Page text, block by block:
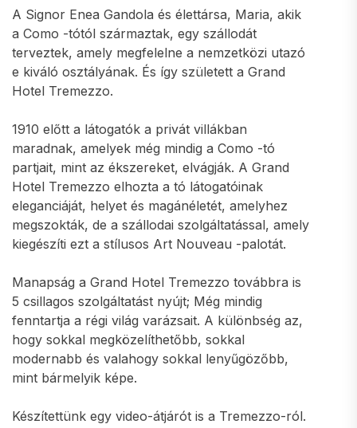
A Signor Enea Gandola és élettársa, Maria, akik
a Como -tótól származtak, egy szállodát
terveztek, amely megfelelne a nemzetközi utazó
e kiváló osztályának. És így született a Grand
Hotel Tremezzo.
1910 előtt a látogatók a privát villákban
maradnak, amelyek még mindig a Como -tó
partjait, mint az ékszereket, elvágják. A Grand
Hotel Tremezzo elhozta a tó látogatóinak
eleganciáját, helyet és magánéletét, amelyhez
megszokták, de a szállodai szolgáltatással, amely
kiegészíti ezt a stílusos Art Nouveau -palotát.
Manapság a Grand Hotel Tremezzo továbbra is
5 csillagos szolgáltatást nyújt; Még mindig
fenntartja a régi világ varázsait. A különbség az,
hogy sokkal megközelíthetőbb, sokkal
modernabb és valahogy sokkal lenyűgözőbb,
mint bármelyik képe.
Készítettünk egy video-átjárót is a Tremezzo-ról.